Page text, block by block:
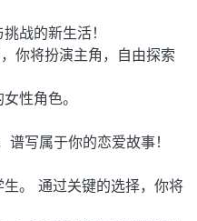
战的新生活！
你将扮演主角，自由探索
性角色。
写属于你的恋爱故事！
。 通过关键的选择，你将